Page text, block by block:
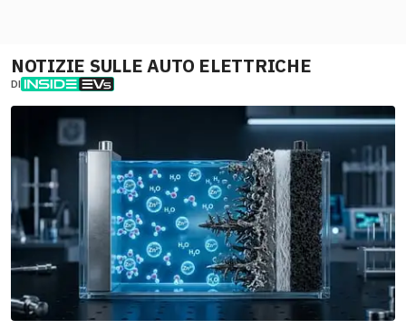
NOTIZIE SULLE AUTO ELETTRICHE
DI